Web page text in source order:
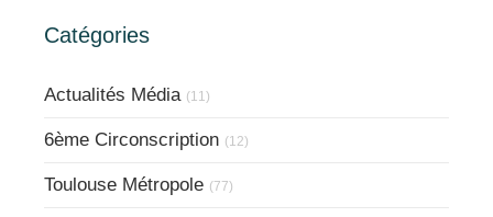
Catégories
Actualités Média (11)
6ème Circonscription (12)
Toulouse Métropole (77)